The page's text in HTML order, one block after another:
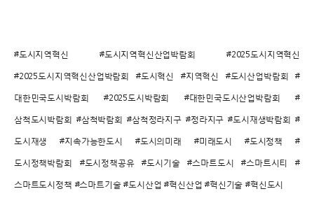
​#도시지역혁신 #도시지역혁신산업박람회 #2025도시지역혁신
#2025도시지역혁신산업박람회 #도시혁신 #지역혁신 #도시산업박람회 #
대한민국도시박람회 #2025도시박람회 #대한민국도시산업박람회 #
삼척도시박람회 #삼척박람회 #삼척정라지구 #정라지구 #도시재생박람회 #
도시재생 #지속가능한도시 #도시의미래 #미래도시 #도시정책 #
도시정책박람회 #도시정책공유 #도시기술 #스마트도시 #스마트시티 #
스마트도시정책 #스마트기술 #도시산업 #혁신산업 #혁신기술 #혁신도시